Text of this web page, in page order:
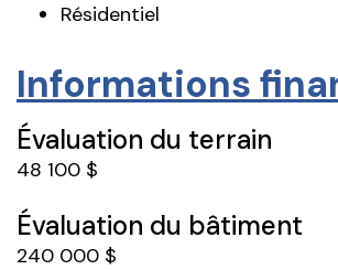
Résidentiel
Informations
Évaluation du terrain
48 100 $
Évaluation du bâtiment
240 000 $